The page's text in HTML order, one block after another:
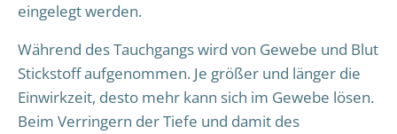
eingelegt werden.
Während des Tauchgangs wird von Gewebe und Blut
Stickstoff aufgenommen. Je größer und länger die
Einwirkzeit, desto mehr kann sich im Gewebe lösen.
Beim Verringern der Tiefe und damit des